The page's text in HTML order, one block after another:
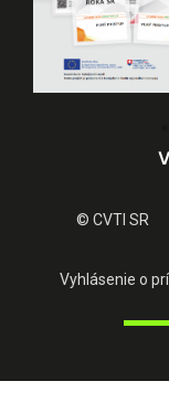
© CVTI SR
Vyhlásenie o